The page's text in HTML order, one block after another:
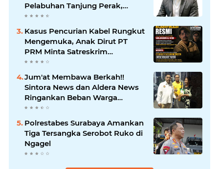
Pelabuhan Tanjung Perak,
Pimpinan Redaksi
HarianMataBerita.com
Sampaikan Ucapan Selamat
Kasus Pencurian Kabel Rungkut
Mengemuka, Anak Dirut PT
PRM Minta Satreskrim
Polrestabes Surabaya Usut
Hingga Tuntas
Jum'at Membawa Berkah!!
Sintora News dan Aldera News
Ringankan Beban Warga
Bangkitkan Pelaku UMKM
Polrestabes Surabaya Amankan
Tiga Tersangka Serobot Ruko di
Ngagel